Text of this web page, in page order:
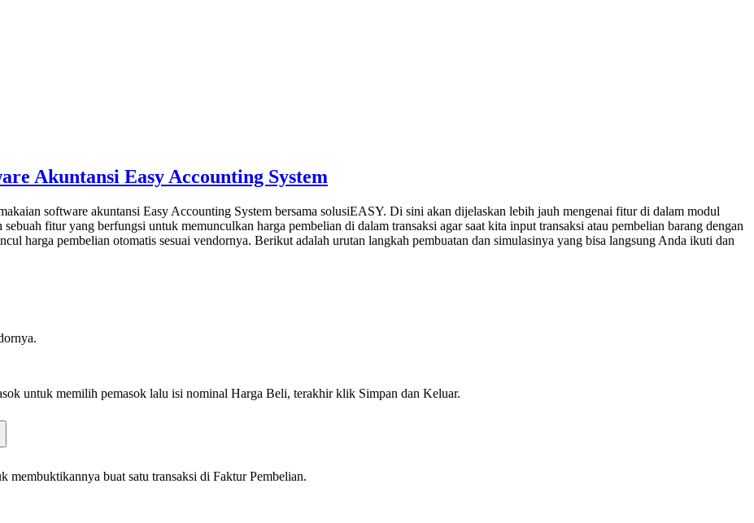
Akuntansi Easy Accounting System
software akuntansi Easy Accounting System bersama solusiEASY. Di sini akan dijelaskan lebih jauh mengenai fitur di dalam modul
fitur yang berfungsi untuk memunculkan harga pembelian di dalam transaksi agar saat kita input transaksi atau pembelian barang dengan
harga pembelian otomatis sesuai vendornya. Berikut adalah urutan langkah pembuatan dan simulasinya yang bisa langsung Anda ikuti dan
untuk memilih pemasok lalu isi nominal Harga Beli, terakhir klik Simpan dan Keluar.
membuktikannya buat satu transaksi di Faktur Pembelian.